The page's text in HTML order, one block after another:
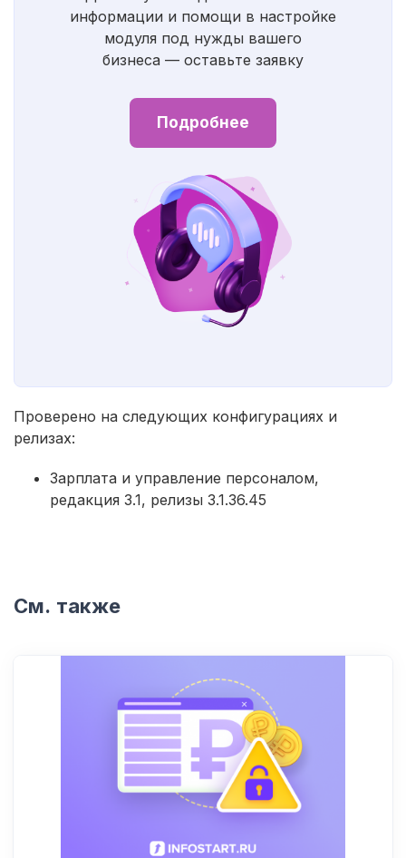
информации и помощи в настройке
модуля под нужды вашего
бизнеса — оставьте заявку
Подробнее
Проверено на следующих конфигурациях и
релизах:
Зарплата и управление персоналом,
редакция 3.1, релизы 3.1.36.45
См. также